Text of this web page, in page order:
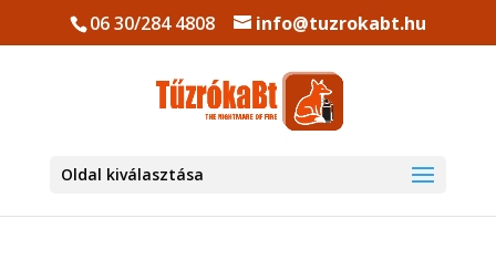
06 30/284 4808 info@tuzrokabt.hu
Oldal kiválasztása